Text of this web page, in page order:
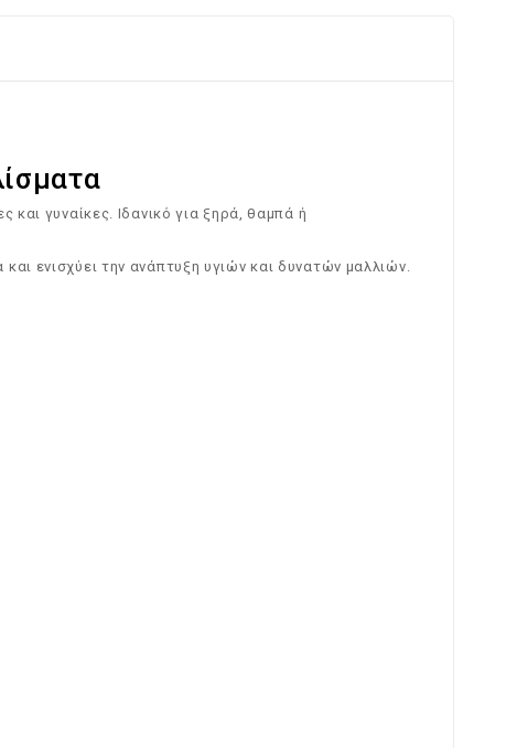
γυναίκες. Ιδανικό για ξηρά, θαμπά ή
ενισχύει την ανάπτυξη υγιών και δυνατών μαλλιών.